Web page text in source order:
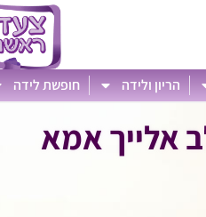
הריון ולידה חופשת לידה
אלייך אמא